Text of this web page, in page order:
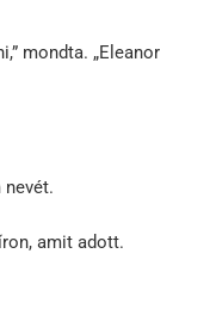
mondta. „Eleanor
amit adott.